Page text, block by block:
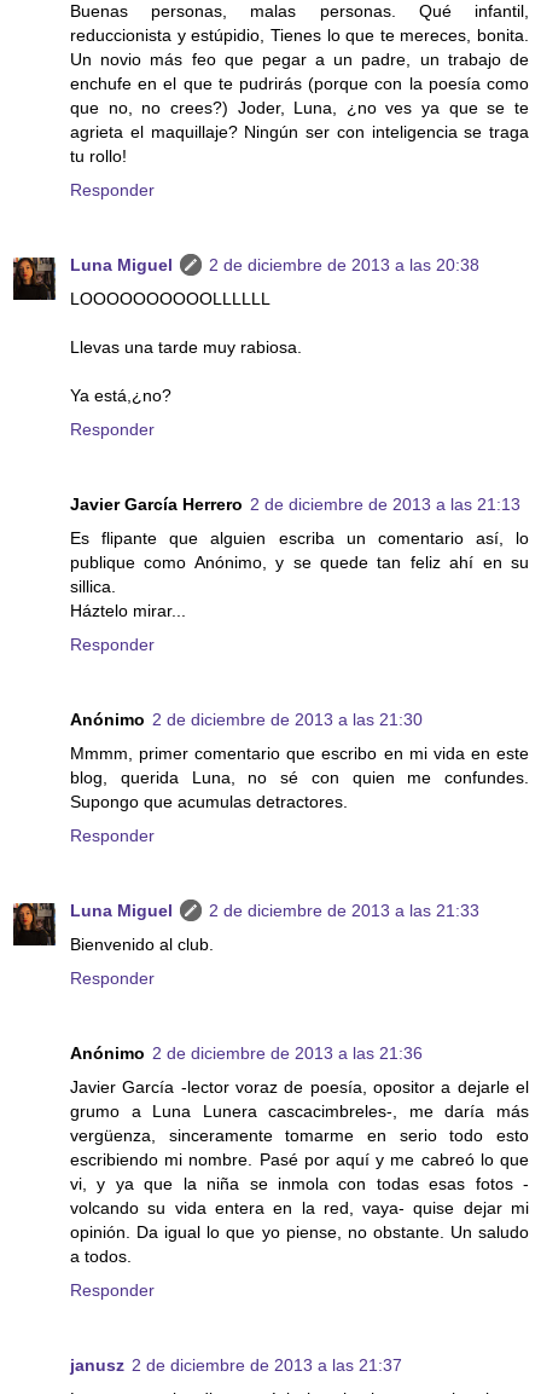
Buenas personas, malas personas. Qué infantil,
reduccionista y estúpidio, Tienes lo que te mereces, bonita.
Un novio más feo que pegar a un padre, un trabajo de
enchufe en el que te pudrirás (porque con la poesía como
que no, no crees?) Joder, Luna, ¿no ves ya que se te
agrieta el maquillaje? Ningún ser con inteligencia se traga
tu rollo!
Responder
Luna Miguel
2 de diciembre de 2013 a las 20:38
LOOOOOOOOOOLLLLLL
Llevas una tarde muy rabiosa.
Ya está,¿no?
Responder
Javier García Herrero 2 de diciembre de 2013 a las 21:13
Es flipante que alguien escriba un comentario así, lo
publique como Anónimo, y se quede tan feliz ahí en su
sillica.
Háztelo mirar...
Responder
Anónimo 2 de diciembre de 2013 a las 21:30
Mmmm, primer comentario que escribo en mi vida en este
blog, querida Luna, no sé con quien me confundes.
Supongo que acumulas detractores.
Responder
Luna Miguel
2 de diciembre de 2013 a las 21:33
Bienvenido al club.
Responder
Anónimo 2 de diciembre de 2013 a las 21:36
Javier García -lector voraz de poesía, opositor a dejarle el
grumo a Luna Lunera cascacimbreles-, me daría más
vergüenza, sinceramente tomarme en serio todo esto
escribiendo mi nombre. Pasé por aquí y me cabreó lo que
vi, y ya que la niña se inmola con todas esas fotos -
volcando su vida entera en la red, vaya- quise dejar mi
opinión. Da igual lo que yo piense, no obstante. Un saludo
a todos.
Responder
janusz 2 de diciembre de 2013 a las 21:37